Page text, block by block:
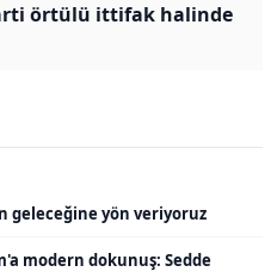
geleceğine yön veriyoruz
modern dokunuş: Sedde